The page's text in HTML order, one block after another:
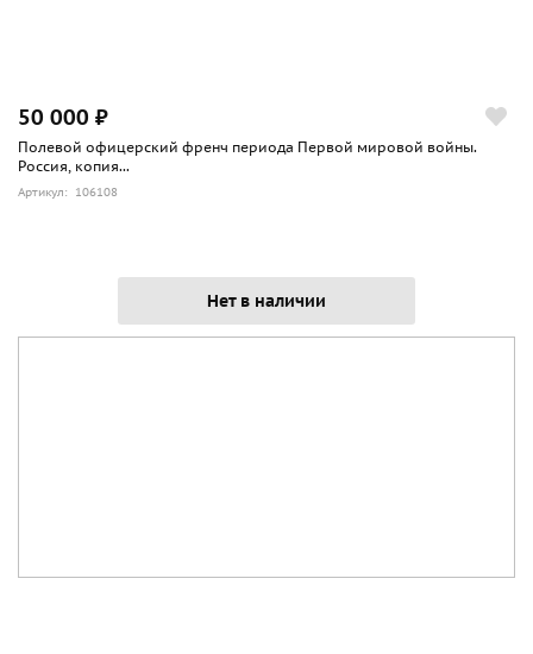
50 000 ₽
Полевой офицерский френч периода Первой мировой войны.
Россия, копия...
Артикул: 106108
Нет в наличии